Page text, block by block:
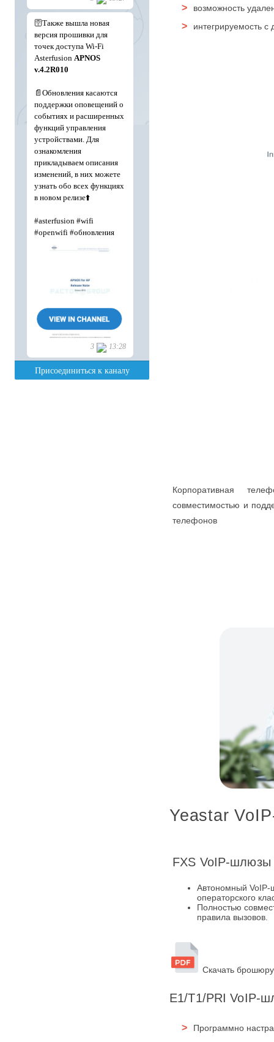
возможность
интегрируемость
Корпоративная
совместимостью и
телефонов
Yeastar
FXS VoIP-шлюзы
Автономный
операторского
Полностью
правила вызовов.
Скачать
E1/T1/PRI VoIP-
Программно